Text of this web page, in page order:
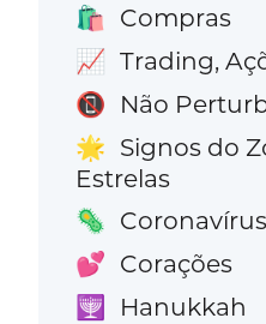
🛍️ Compras
📈 Trading,
📵 Não
🌟 Signos do
Estrelas
🦠 Coronavírus
💕 Corações
🕎 Hanukkah